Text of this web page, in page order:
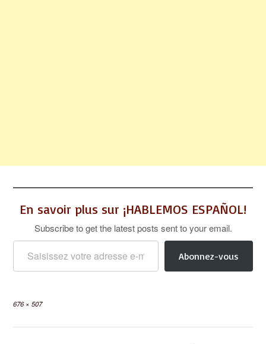
En savoir plus sur ¡HABLEMOS ESPAÑOL!
Subscribe to get the latest posts sent to your email.
Saisissez votre adresse e-mail…
Abonnez-vous
Full
676 × 507